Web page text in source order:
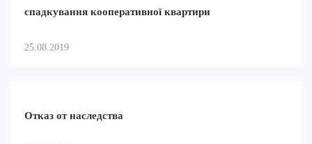
спадкування кооперативної квартири
25.08.2019
Отказ от наследства